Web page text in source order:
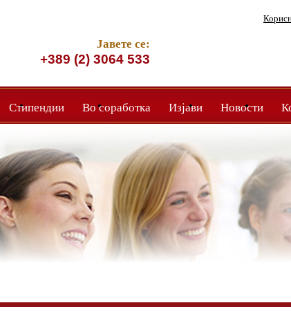
Јавете се:
+389 (2) 3064 533
Стипендии Во соработка Изјави Новости